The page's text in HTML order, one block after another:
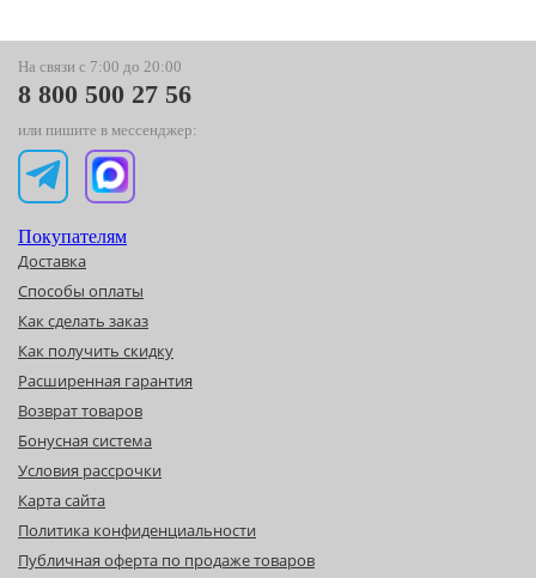
На связи с 7:00 до 20:00
8 800 500 27 56
или пишите в мессенджер:
Покупателям
Доставка
Способы оплаты
Как сделать заказ
Как получить скидку
Расширенная гарантия
Возврат товаров
Бонусная система
Условия рассрочки
Карта сайта
Политика конфиденциальности
Публичная оферта по продаже товаров